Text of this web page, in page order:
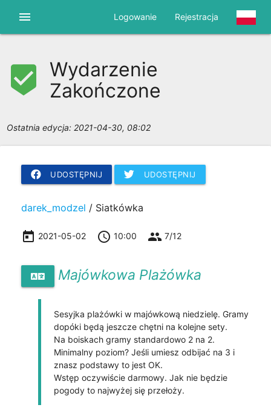
menu Logowanie Rejestracja
beenhere Wydarzenie
Zakończone
Ostatnia edycja: 2021-04-30, 08:02
UDOSTĘPNIJ UDOSTĘPNIJ
darek_modzel / Siatkówka
today 2021-05-02 access_time 10:00 group 7/12
Majówkowa Plażówka
Sesyjka plażówki w majówkową niedzielę. Gramy
dopóki będą jeszcze chętni na kolejne sety.
Na boiskach gramy standardowo 2 na 2.
Minimalny poziom? Jeśli umiesz odbijać na 3 i
znasz podstawy to jest OK.
Wstęp oczywiście darmowy. Jak nie będzie
pogody to najwyżej się przełoży.